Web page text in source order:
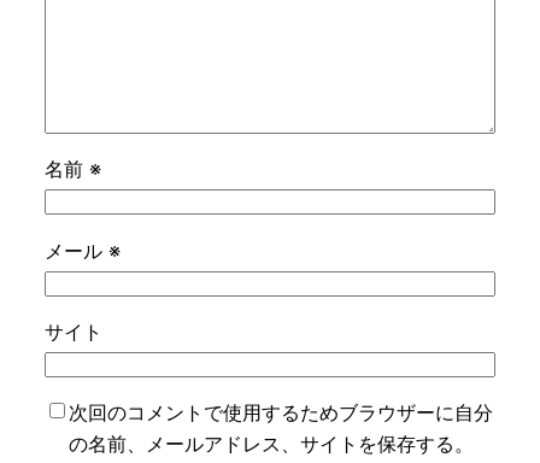
名前 ※
メール ※
サイト
次回のコメントで使用するためブラウザーに自分
の名前、メールアドレス、サイトを保存する。